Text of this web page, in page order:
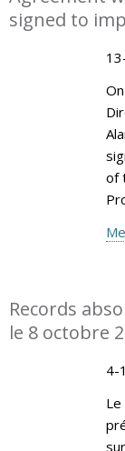
signed to
of
Records
le 8 octobre
4-